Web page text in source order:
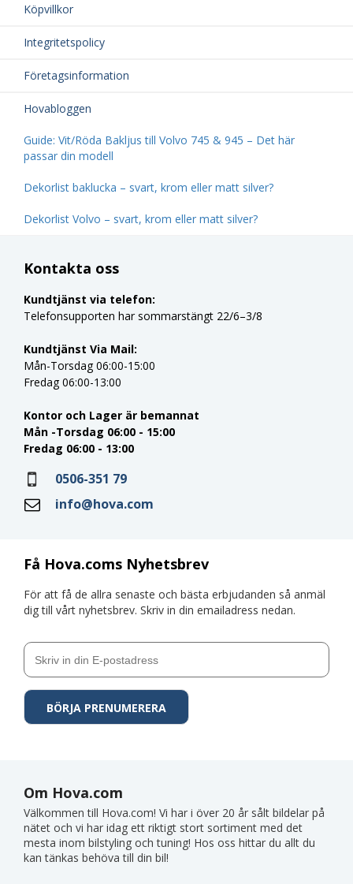
Köpvillkor
Integritetspolicy
Företagsinformation
Hovabloggen
Guide: Vit/Röda Bakljus till Volvo 745 & 945 – Det här
passar din modell
Dekorlist baklucka – svart, krom eller matt silver?
Dekorlist Volvo – svart, krom eller matt silver?
Få Hova.coms Nyhetsbrev
För att få de allra senaste och bästa erbjudanden så anmäl
dig till vårt nyhetsbrev. Skriv in din emailadress nedan.
Kontakta oss
Kundtjänst via telefon:
Telefonsupporten har sommarstängt 22/6–3/8
Kundtjänst Via Mail:
Mån-Torsdag 06:00-15:00
Fredag 06:00-13:00
Kontor och Lager är bemannat
Mån -Torsdag 06:00 - 15:00
Fredag 06:00 - 13:00
0506-351 79
info@hova.com
Om Hova.com
Välkommen till Hova.com! Vi har i över 20 år sålt bildelar på
nätet och vi har idag ett riktigt stort sortiment med det
mesta inom bilstyling och tuning! Hos oss hittar du allt du
kan tänkas behöva till din bil!